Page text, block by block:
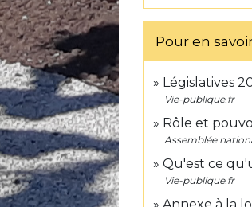
Pour en
Législatives
Vie-publique.fr
Rôle et
Assemblée
Qu'est ce
Vie-publique.fr
Annexe à la